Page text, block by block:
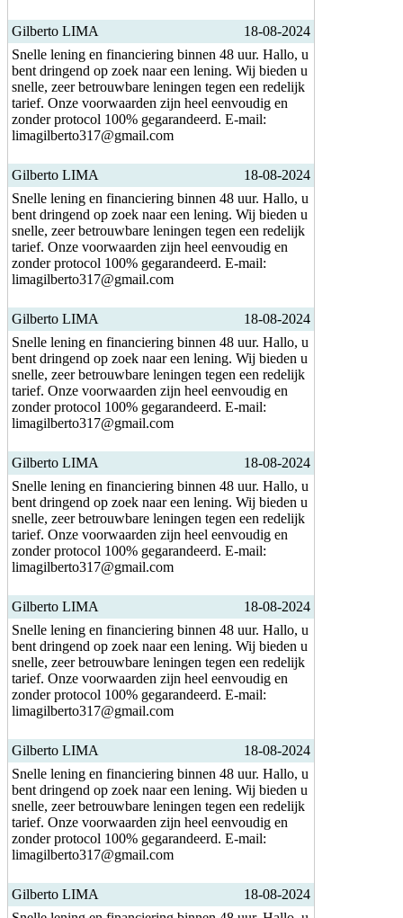
Gilberto LIMA
18-08-2024
Snelle lening en financiering binnen 48 uur. Hallo, u
bent dringend op zoek naar een lening. Wij bieden u
snelle, zeer betrouwbare leningen tegen een redelijk
tarief. Onze voorwaarden zijn heel eenvoudig en
zonder protocol 100% gegarandeerd. E-mail:
limagilberto317@gmail.com
Gilberto LIMA
18-08-2024
Snelle lening en financiering binnen 48 uur. Hallo, u
bent dringend op zoek naar een lening. Wij bieden u
snelle, zeer betrouwbare leningen tegen een redelijk
tarief. Onze voorwaarden zijn heel eenvoudig en
zonder protocol 100% gegarandeerd. E-mail:
limagilberto317@gmail.com
Gilberto LIMA
18-08-2024
Snelle lening en financiering binnen 48 uur. Hallo, u
bent dringend op zoek naar een lening. Wij bieden u
snelle, zeer betrouwbare leningen tegen een redelijk
tarief. Onze voorwaarden zijn heel eenvoudig en
zonder protocol 100% gegarandeerd. E-mail:
limagilberto317@gmail.com
Gilberto LIMA
18-08-2024
Snelle lening en financiering binnen 48 uur. Hallo, u
bent dringend op zoek naar een lening. Wij bieden u
snelle, zeer betrouwbare leningen tegen een redelijk
tarief. Onze voorwaarden zijn heel eenvoudig en
zonder protocol 100% gegarandeerd. E-mail:
limagilberto317@gmail.com
Gilberto LIMA
18-08-2024
Snelle lening en financiering binnen 48 uur. Hallo, u
bent dringend op zoek naar een lening. Wij bieden u
snelle, zeer betrouwbare leningen tegen een redelijk
tarief. Onze voorwaarden zijn heel eenvoudig en
zonder protocol 100% gegarandeerd. E-mail:
limagilberto317@gmail.com
Gilberto LIMA
18-08-2024
Snelle lening en financiering binnen 48 uur. Hallo, u
bent dringend op zoek naar een lening. Wij bieden u
snelle, zeer betrouwbare leningen tegen een redelijk
tarief. Onze voorwaarden zijn heel eenvoudig en
zonder protocol 100% gegarandeerd. E-mail:
limagilberto317@gmail.com
Gilberto LIMA
18-08-2024